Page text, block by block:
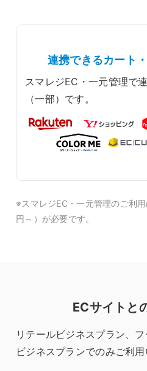
連携できるカート
スマレジEC・一元管理で
（一部）です。
※スマレジEC・一元管理のご利
円～）が必要です。
ECサイトと
リテールビジネスプラン、
ビジネスプランでのみご利用